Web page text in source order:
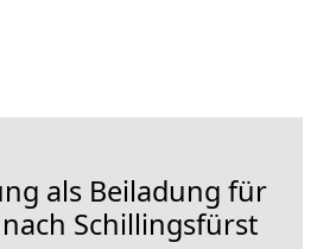
als Beiladung für
Schillingsfürst